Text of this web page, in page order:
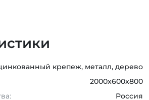
крепеж, металл, дерево
2000x600x800
Россия